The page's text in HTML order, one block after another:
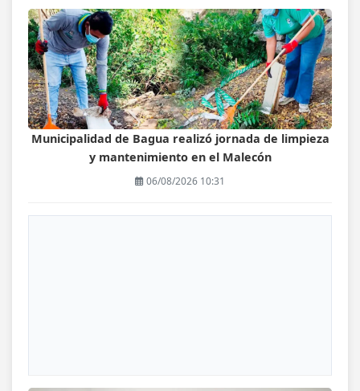
Municipalidad de Bagua realizó jornada de limpieza
y mantenimiento en el Malecón
06/08/2026 10:31